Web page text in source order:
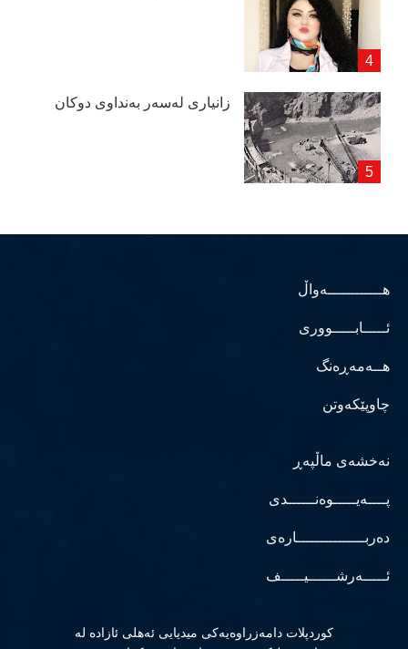
زانیاری لەسەر بەنداوی دوكان
هــــــــــــەواڵ
ئـــــابـــــووری
هــەمەڕەنگ
چاوپێکەوتن
نەخشەی ماڵپەڕ
پــــەیـــــوەنــــــدی
دەربـــــــــــــــارەی
ئـــــەرشــــــیـــــف
كوردپلات دامەزراوەیەكی میدیایی ئەهلی ئازادە لە